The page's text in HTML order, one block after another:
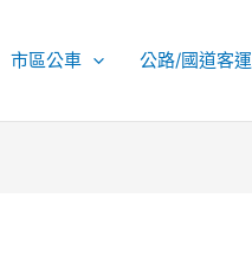
市區公車 公路/國道客運